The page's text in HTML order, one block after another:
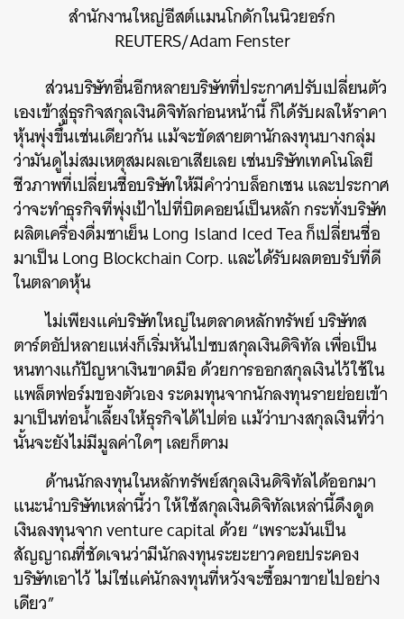
สำนักงานใหญ่อีสต์แมนโกดักในนิวยอร์ก
REUTERS/Adam Fenster
ส่วนบริษัทอื่นอีกหลายบริษัทที่ประกาศปรับเปลี่ยนตัว
เองเข้าสู่ธุรกิจสกุลเงินดิจิทัลก่อนหน้านี้ ก็ได้รับผลให้ราคา
หุ้นพุ่งขึ้นเช่นเดียวกัน แม้จะขัดสายตานักลงทุนบางกลุ่ม
ว่ามันดูไม่สมเหตุสมผลเอาเสียเลย เช่นบริษัทเทคโนโลยี
ชีวภาพที่เปลี่ยนชื่อบริษัทให้มีคำว่าบล็อกเชน และประกาศ
ว่าจะทำธุรกิจที่พุ่งเป้าไปที่บิตคอยน์เป็นหลัก กระทั่งบริษัท
ผลิตเครื่องดื่มชาเย็น Long Island Iced Tea ก็เปลี่ยนชื่อ
มาเป็น Long Blockchain Corp. และได้รับผลตอบรับที่ดี
ในตลาดหุ้น
ไม่เพียงแค่บริษัทใหญ่ในตลาดหลักทรัพย์ บริษัทส
ตาร์ตอัปหลายแห่งก็เริ่มหันไปซบสกุลเงินดิจิทัล เพื่อเป็น
หนทางแก้ปัญหาเงินขาดมือ ด้วยการออกสกุลเงินไว้ใช้ใน
แพล็ตฟอร์มของตัวเอง ระดมทุนจากนักลงทุนรายย่อยเข้า
มาเป็นท่อน้ำเลี้ยงให้ธุรกิจได้ไปต่อ แม้ว่าบางสกุลเงินที่ว่า
นั้นจะยังไม่มีมูลค่าใดๆ เลยก็ตาม
ด้านนักลงทุนในหลักทรัพย์สกุลเงินดิจิทัลได้ออกมา
แนะนำบริษัทเหล่านี้ว่า ให้ใช้สกุลเงินดิจิทัลเหล่านี้ดึงดูด
เงินลงทุนจาก venture capital ด้วย “เพราะมันเป็น
สัญญาณที่ชัดเจนว่ามีนักลงทุนระยะยาวคอยประคอง
บริษัทเอาไว้ ไม่ใช่แค่นักลงทุนที่หวังจะซื้อมาขายไปอย่าง
เดียว”
ค้นหา
SHARE TWEET LINE EMAIL